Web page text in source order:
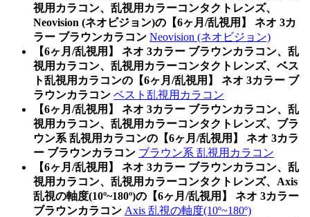
視用カラコン、乱視用カラーコンタクトレンズ、
Neovision (ネオビジョン)の【6ヶ月/乱視用】 ネオ 3カ
ラー ブラウンカラコン Neovision (ネオビジョン)
【6ヶ月/乱視用】 ネオ 3カラー ブラウンカラコン、乱
視用カラコン、乱視用カラーコンタクトレンズ、ベス
ト乱視用カラコンの【6ヶ月/乱視用】 ネオ 3カラー ブ
ラウンカラコン ベスト乱視用カラコン
【6ヶ月/乱視用】 ネオ 3カラー ブラウンカラコン、乱
視用カラコン、乱視用カラーコンタクトレンズ、ブラ
ウン系 乱視用カラコンの【6ヶ月/乱視用】 ネオ 3カラ
ー ブラウンカラコン ブラウン系 乱視用カラコン
【6ヶ月/乱視用】 ネオ 3カラー ブラウンカラコン、乱
視用カラコン、乱視用カラーコンタクトレンズ、Axis
乱視の軸度(10º~180º)の【6ヶ月/乱視用】 ネオ 3カラー
ブラウンカラコン Axis 乱視の軸度(10º~180º)